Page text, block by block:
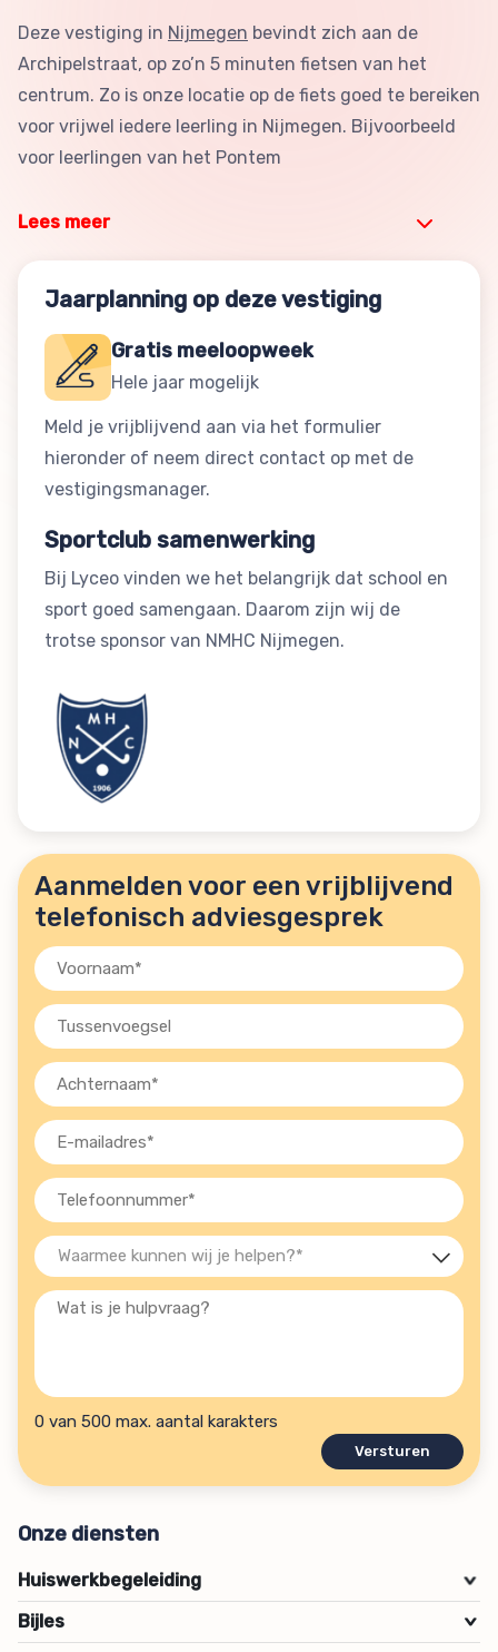
Deze vestiging in Nijmegen bevindt zich aan de
Archipelstraat, op zo’n 5 minuten fietsen van het
centrum. Zo is onze locatie op de fiets goed te bereiken
voor vrijwel iedere leerling in Nijmegen. Bijvoorbeeld
voor leerlingen van het Pontem
Lees meer
Jaarplanning op deze vestiging
Gratis meeloopweek
Hele jaar mogelijk
Meld je vrijblijvend aan via het formulier
hieronder of neem direct contact op met de
vestigingsmanager.
Sportclub samenwerking
Bij Lyceo vinden we het belangrijk dat school en
sport goed samengaan. Daarom zijn wij de
trotse sponsor van NMHC Nijmegen.
Aanmelden voor een vrijblijvend
telefonisch adviesgesprek
Voornaam
(Vereist)
Tussenvoegsel
Achternaam
(Vereist)
E-
mailadres
(Vereist)
Telefoon
(Vereist)
Waarmee
kunnen
wij
(Vereist)
Wat
hulpvraag?
0 van 500 max. aantal karakters
Onze diensten
Huiswerkbegeleiding >
Bijles >